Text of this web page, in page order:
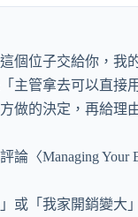
個位子交給你，我
主管拿去可以直接
做的決定，再給理
〈Managing Your
或「我家開銷變大